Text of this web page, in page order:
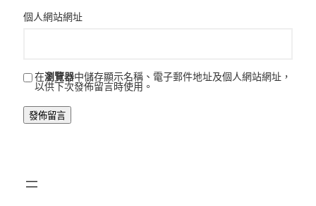
個人網站網址
在瀏覽器中儲存顯示名稱、電子郵件地址及個人網站網址，
以供下次發佈留言時使用。